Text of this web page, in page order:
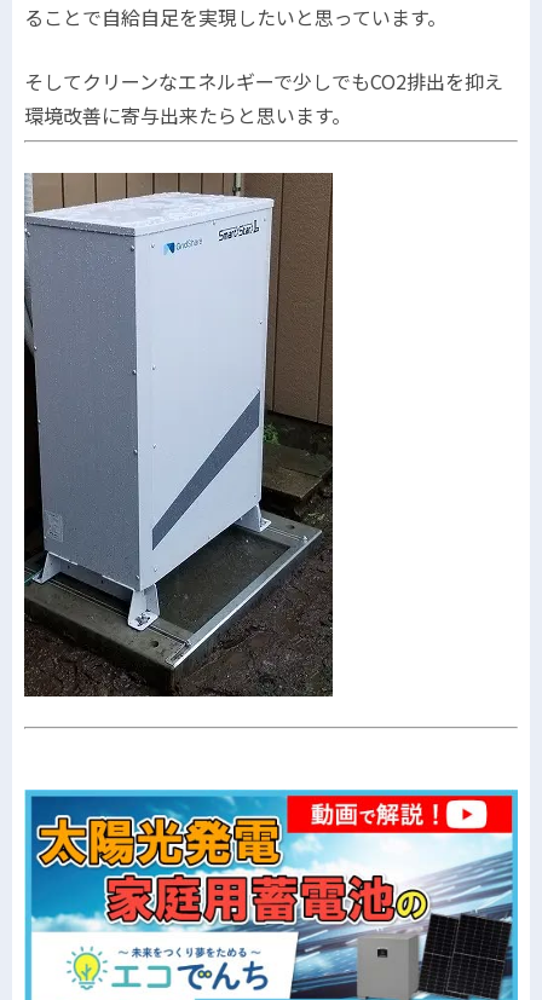
ることで自給自足を実現したいと思っています。
そしてクリーンなエネルギーで少しでもCO2排出を抑え
環境改善に寄与出来たらと思います。